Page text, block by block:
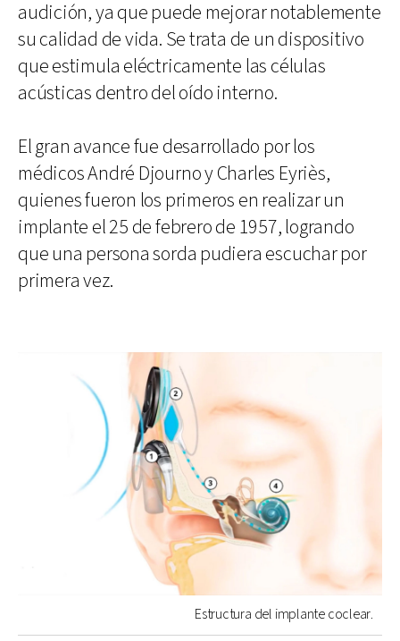
audición, ya que puede mejorar notablemente
su calidad de vida. Se trata de un dispositivo
que estimula eléctricamente las células
acústicas dentro del oído interno.
El gran avance fue desarrollado por los
médicos André Djourno y Charles Eyriès,
quienes fueron los primeros en realizar un
implante el 25 de febrero de 1957, logrando
que una persona sorda pudiera escuchar por
primera vez.
Estructura del implante coclear.